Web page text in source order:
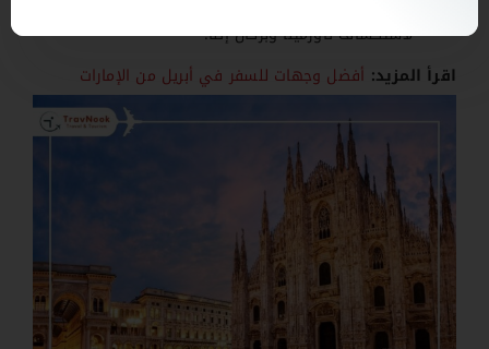
لاستكشاف تاورمينا وبركان إتنا.
اقرأ المزيد: أفضل وجهات للسفر في أبريل من الإمارات